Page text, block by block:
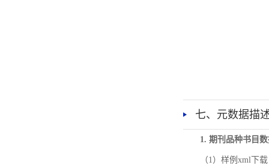
七、元数据描
1. 期刊品种书目
（1）样例xml下载